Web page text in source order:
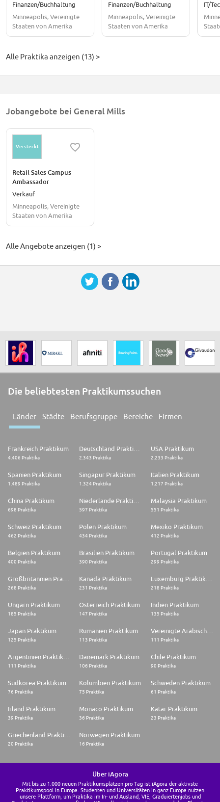
Finanzen/Buchhaltung
Minneapolis, Vereinigte
Staaten von Amerika
Finanzen/Buchhaltung
Minneapolis, Vereinigte
Staaten von Amerika
IT/
Alle Praktika anzeigen (13) >
Jobangebote bei General Mills
Versteckt
Retail Sales Campus
Ambassador
Verkauf
Minneapolis, Vereinigte
Staaten von Amerika
Alle Angebote anzeigen (1) >
Die beliebtesten Praktikumssuchen
Länder Städte Berufsgruppe Bereiche Firmen
Frankreich Praktikum
4.406 Praktika 2.343 Praktika
USA Praktikum
2.233 Praktika
Spanien Praktikum
1.489 Praktika
Singapur Praktikum
1.324 Praktika
Italien Praktikum
1.217 Praktika
China Praktikum
698 Praktika 597 Praktika
Malaysia Praktikum
551 Praktika
Schweiz Praktikum
462 Praktika
Polen Praktikum
434 Praktika
Mexiko Praktikum
412 Praktika
Belgien Praktikum
400 Praktika
Brasilien Praktikum
390 Praktika
Portugal Praktikum
299 Praktika
268 Praktika
Kanada Praktikum
231 Praktika 218 Praktika
Ungarn Praktikum
185 Praktika
Österreich Praktikum
147 Praktika
Indien Praktikum
135 Praktika
Japan Praktikum
125 Praktika
Rumänien Praktikum
113 Praktika
Vereinigte Arabische Emirate Praktikum
111 Praktika
111 Praktika
Dänemark Praktikum
106 Praktika
Chile Praktikum
90 Praktika
Südkorea Praktikum
76 Praktika
Kolumbien Praktikum
75 Praktika
Schweden Praktikum
61 Praktika
Irland Praktikum
39 Praktika
Monaco Praktikum
36 Praktika
Katar Praktikum
23 Praktika
20 Praktika
Norwegen Praktikum
16 Praktika
Über iAgora
Mit bis zu 1.000 neuen Praktikumsplätzen pro Tag ist iAgora der aktivste
Praktikumspool in Europa. Studenten und Universitäten in ganz Europa nutzen
unsere Plattform, um Praktika im In- und Ausland, VIE, Graduiertenjobs und